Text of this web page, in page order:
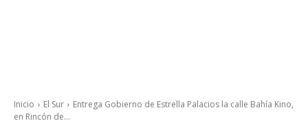
Inicio El Sur
Entrega Gobierno de Estrella Palacios la calle Bahía Kino,
en Rincón de...